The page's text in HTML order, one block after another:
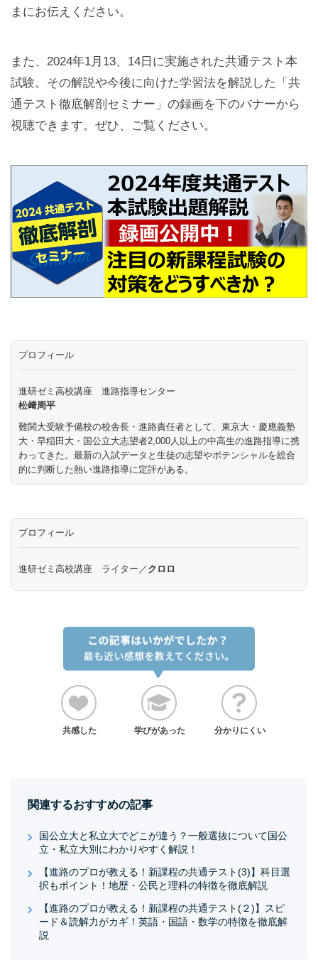
まにお伝えください。
また、2024年1月13、14日に実施された共通テスト本
試験。その解説や今後に向けた学習法を解説した「共
通テスト徹底解剖セミナー」の録画を下のバナーから
視聴できます。ぜひ、ご覧ください。
プロフィール
進研ゼミ高校講座 進路指導センター
松﨑周平
難関大受験予備校の校舎長・進路責任者として、東京大・慶應義塾
大・早稲田大・国公立大志望者2,000人以上の中高生の進路指導に携
わってきた。最新の入試データと生徒の志望やポテンシャルを総合
的に判断した熱い進路指導に定評がある。
プロフィール
進研ゼミ高校講座 ライター／ クロロ
共感した 学びがあった 分かりにくい
関連するおすすめの記事
国公立大と私立大でどこが違う？一般選抜について国公
立・私立大別にわかりやすく解説！
【進路のプロが教える！新課程の共通テスト(3)】科目選
択もポイント！地歴・公民と理科の特徴を徹底解説
【進路のプロが教える！新課程の共通テスト(２)】スピ
ード＆読解力がカギ！英語・国語・数学の特徴を徹底解
説